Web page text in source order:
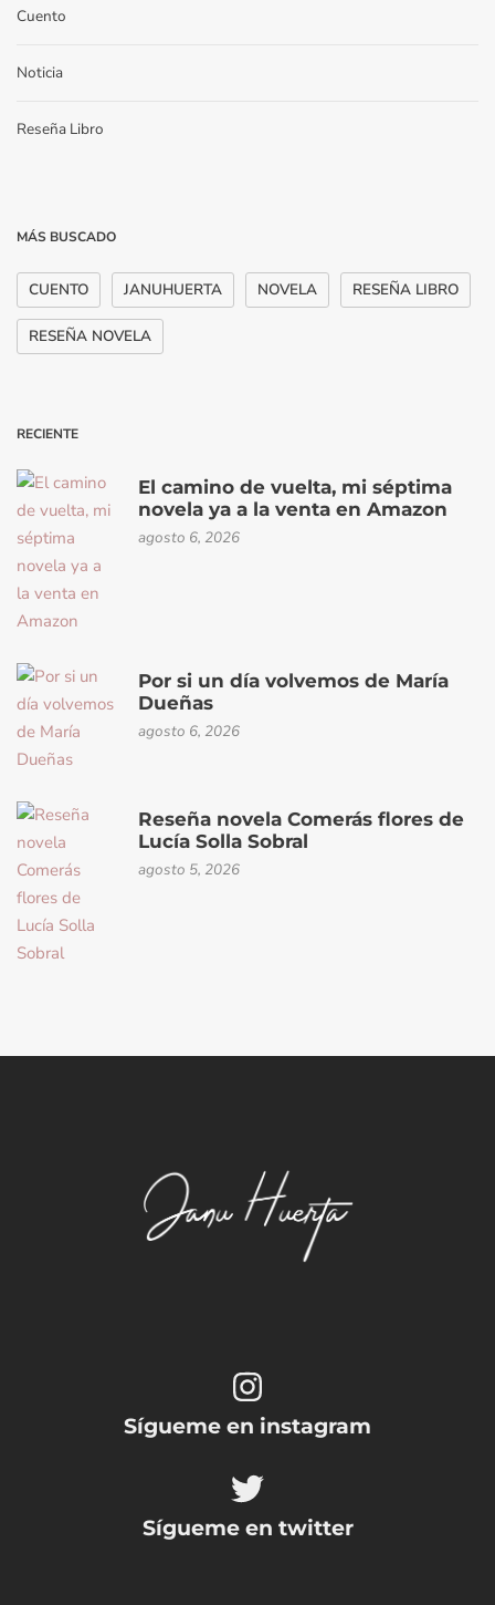
Cuento
Noticia
Reseña Libro
MÁS BUSCADO
CUENTO JANUHUERTA NOVELA RESEÑA LIBRO
RESEÑA NOVELA
RECIENTE
El camino de vuelta, mi séptima
novela ya a la venta en Amazon
agosto 6, 2026
Por si un día volvemos de María
Dueñas
agosto 6, 2026
Reseña novela Comerás flores de
Lucía Solla Sobral
agosto 5, 2026
Sígueme en instagram
Sígueme en twitter